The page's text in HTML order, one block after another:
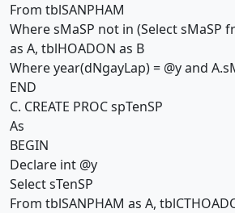
From tblSANPHAM
Where sMaSP not in (Select sMaSP
as A, tblHOADON as B
Where year(dNgayLap) = @y and
END
C. CREATE PROC spTenSP
As
BEGIN
Declare int @y
Select sTenSP
From tblSANPHAM as A,